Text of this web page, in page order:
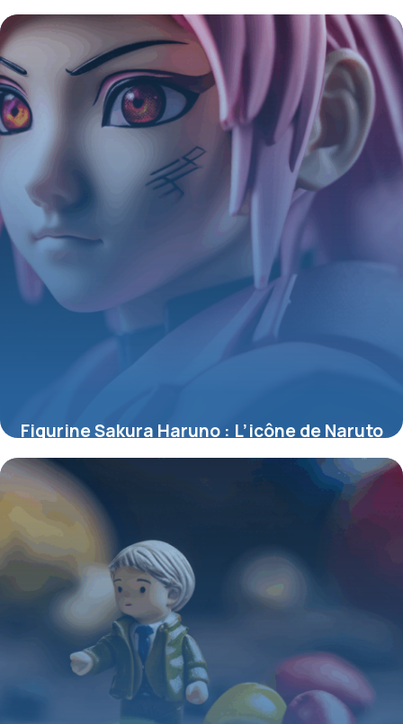
Figurine Sakura Haruno : L’icône de Naruto
sublimée en objet de collection
4 juillet 2025